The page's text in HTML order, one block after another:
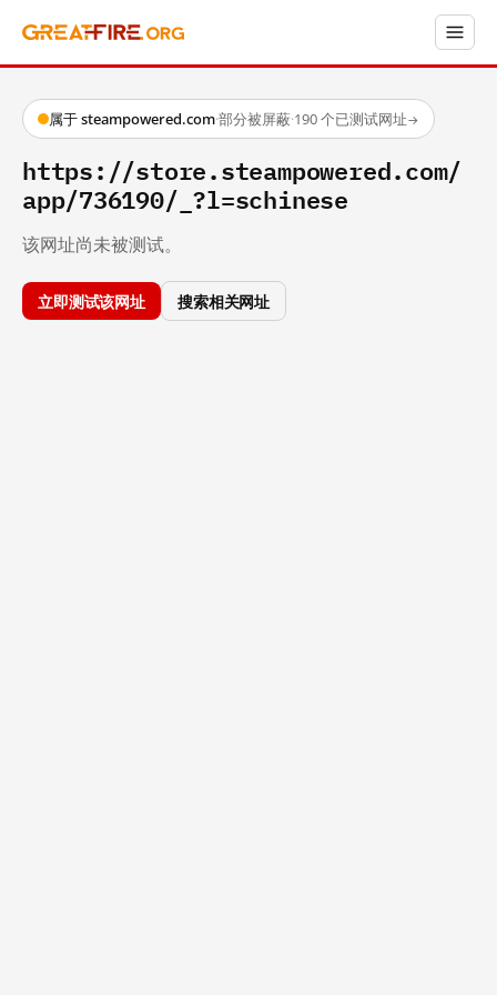
属于 steampowered.com·部分被屏蔽·190 个已测试网址→
https://store.steampowered.com/
app/736190/_?l=schinese
该网址尚未被测试。
立即测试该网址 搜索相关网址